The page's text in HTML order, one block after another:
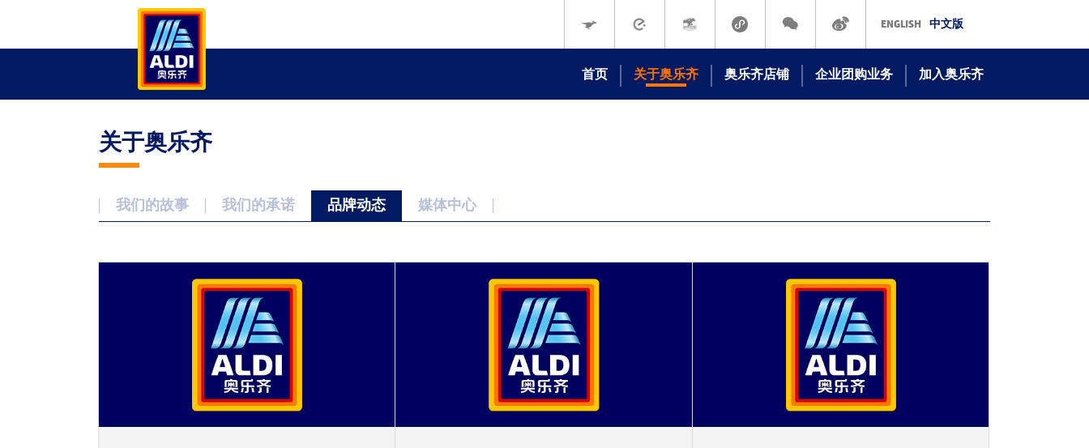
ENGLISH 中文版
首页
关于奥乐齐
奥乐齐店铺
企业团购业务
加入奥乐齐
关于奥乐齐
我们的故事 我们的承诺 品牌动态 媒体中心